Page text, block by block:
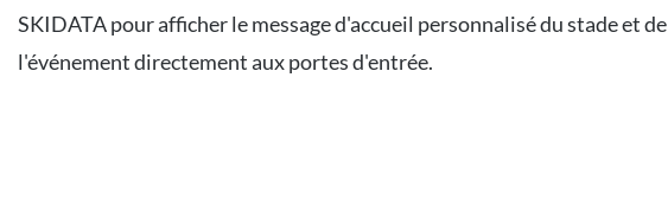
SKIDATA pour afficher le message d'accueil personnalisé du stade et de
l'événement directement aux portes d'entrée.